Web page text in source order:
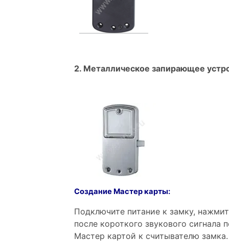
2. Металлическое запирающее
Создание Мастер карты:
Подключите питание к замку,
после короткого звукового сигнала
Мастер картой к считывателю